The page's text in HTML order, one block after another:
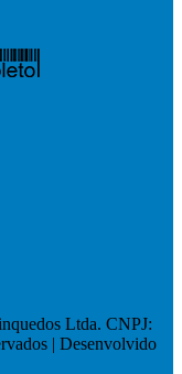
Ltda. CNPJ:
| Desenvolvido